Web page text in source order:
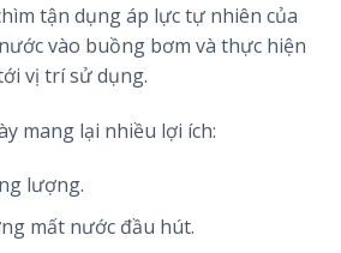
tận dụng áp lực tự nhiên của
vào buồng bơm và thực hiện
vị trí sử dụng.
mang lại nhiều lợi ích:
lượng.
mất nước đầu hút.